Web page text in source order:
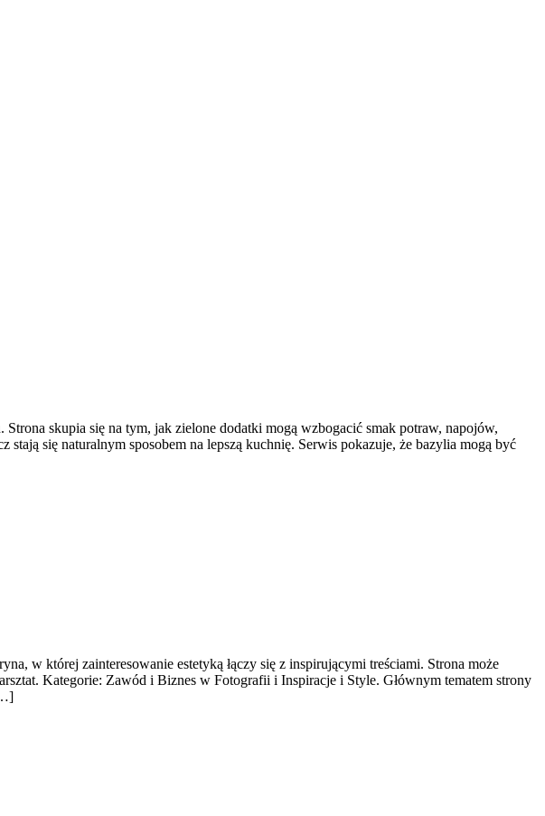
skupia się na tym, jak zielone dodatki mogą wzbogacić smak potraw, napojów,
się naturalnym sposobem na lepszą kuchnię. Serwis pokazuje, że bazylia mogą być
w której zainteresowanie estetyką łączy się z inspirującymi treściami. Strona może
Kategorie: Zawód i Biznes w Fotografii i Inspiracje i Style. Głównym tematem strony